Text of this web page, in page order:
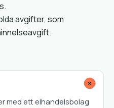
avgifter, som
+
med ett elhandelsbolag